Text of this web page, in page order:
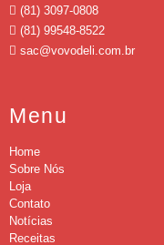
(81) 3097-0808
(81) 99548-8522
sac@vovodeli.com.br
Menu
Home
Sobre Nós
Loja
Contato
Notícias
Receitas